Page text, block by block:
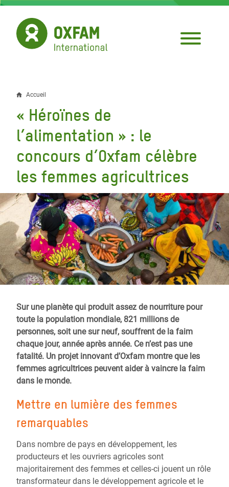
Aller
contenu
principal
Fil
d'Ariane
Accueil
« Héroïnes de
l’alimentation » : le
concours d’Oxfam célèbre
les femmes agricultrices
Sur une planète qui produit assez de nourriture pour
toute la population mondiale, 821 millions de
personnes, soit une sur neuf, souffrent de la faim
chaque jour, année après année. Ce n’est pas une
fatalité. Un projet innovant d’Oxfam montre que les
femmes agricultrices peuvent aider à vaincre la faim
dans le monde.
Mettre en lumière des femmes
remarquables
Dans nombre de pays en développement, les
producteurs et les ouvriers agricoles sont
majoritairement des femmes et celles-ci jouent un rôle
transformateur dans le développement agricole et le